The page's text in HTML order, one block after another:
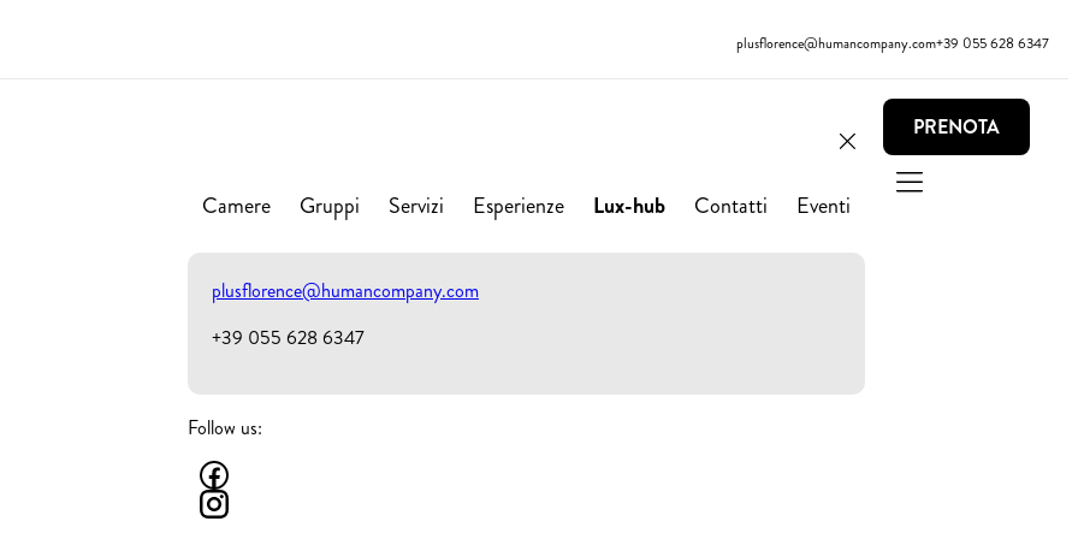
plusflorence@humancompany.com+39 055 628 6347
Camere Gruppi Servizi Esperienze Lux-hub Contatti Eventi
plusflorence@humancompany.com
+39 055 628 6347
Follow us:
PRENOTA